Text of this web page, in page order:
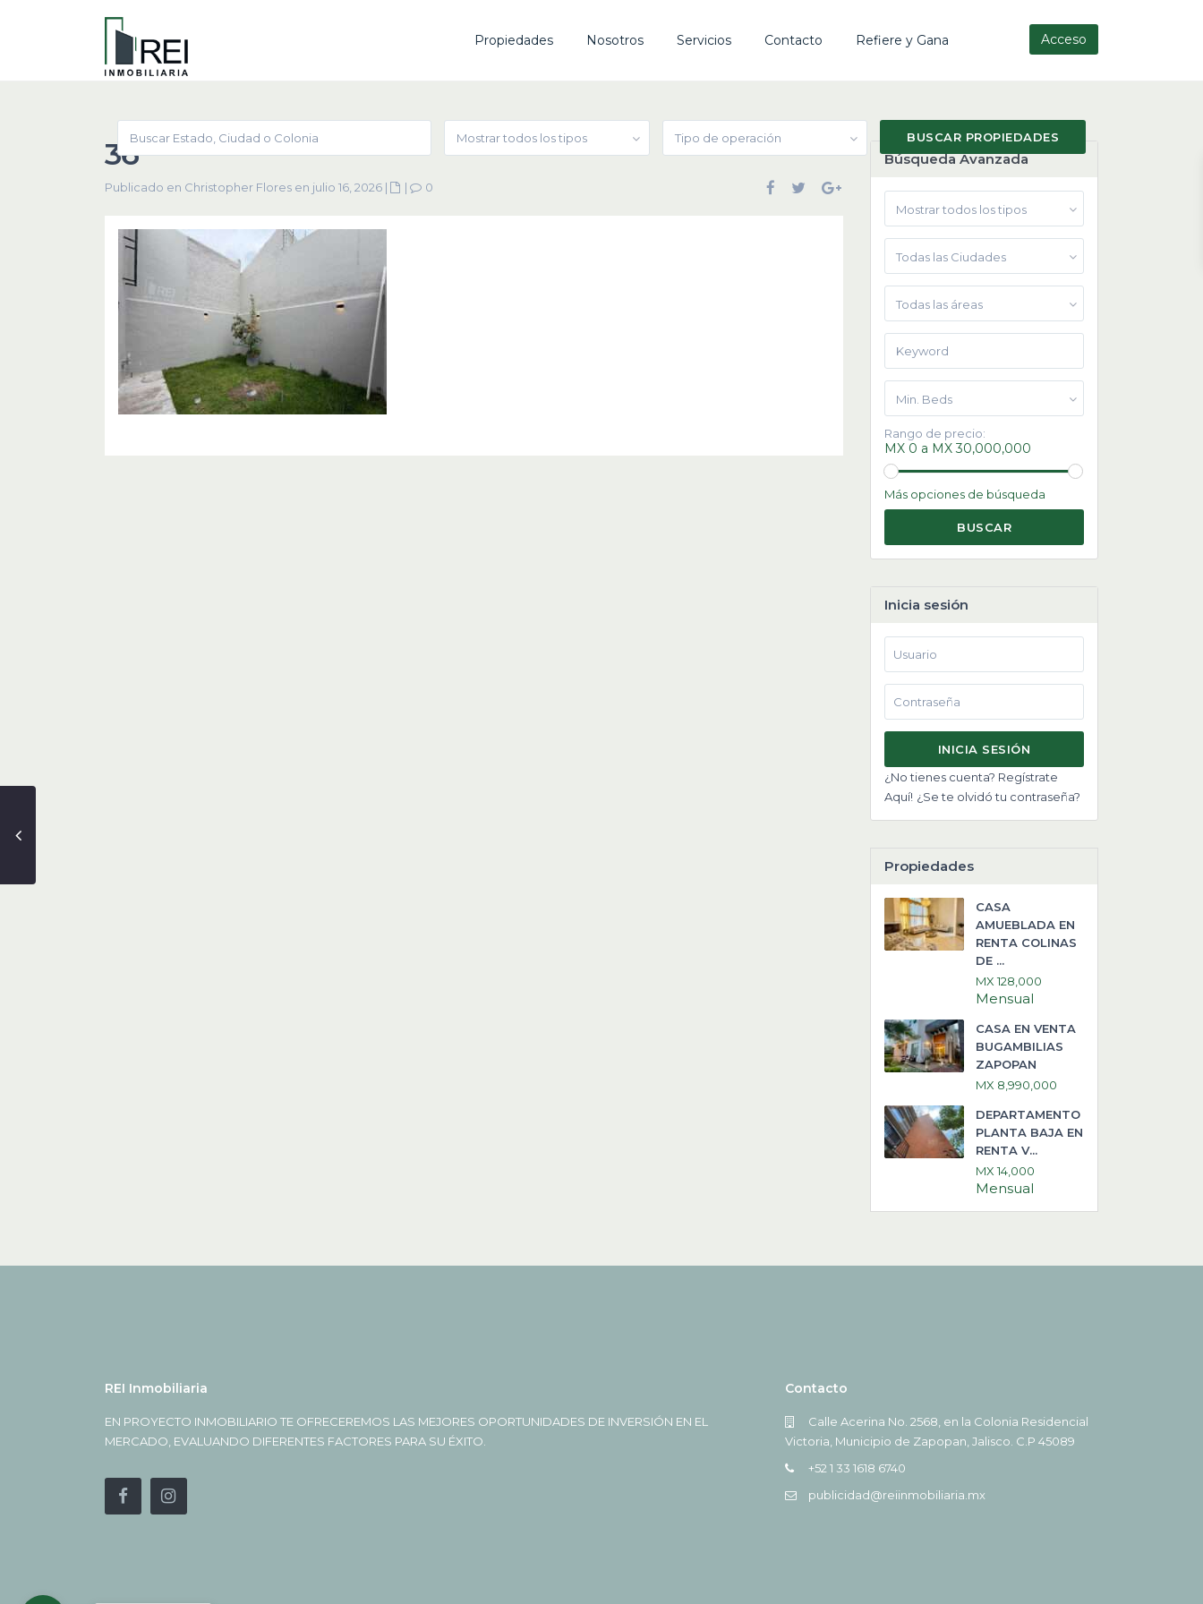
Acceso
Propiedades Nosotros Servicios Contacto Refiere y Gana
Mostrar todos los tipos Tipo de operación
36
Publicado en Christopher Flores en julio 16, 2026 | | 0
Búsqueda Avanzada
Mostrar todos los tipos
Todas las Ciudades
Todas las áreas
Min. Beds
Rango de precio:
MX 0 a MX 30,000,000
Más opciones de búsqueda
BUSCAR
Inicia sesión
INICIA SESIÓN
¿No tienes cuenta? Regístrate
Aquí! ¿Se te olvidó tu contraseña?
Propiedades
CASA
AMUEBLADA EN
RENTA COLINAS
DE ...
MX 128,000
Mensual
CASA EN VENTA
BUGAMBILIAS
ZAPOPAN
MX 8,990,000
DEPARTAMENTO
PLANTA BAJA EN
RENTA V...
MX 14,000
Mensual
REI Inmobiliaria
EN PROYECTO INMOBILIARIO TE OFRECEREMOS LAS MEJORES OPORTUNIDADES DE INVERSIÓN EN EL
MERCADO, EVALUANDO DIFERENTES FACTORES PARA SU ÉXITO.
Contacto
Calle Acerina No. 2568, en la Colonia Residencial
Victoria, Municipio de Zapopan, Jalisco. C.P 45089
+52 1 33 1618 6740
publicidad@reiinmobiliaria.mx